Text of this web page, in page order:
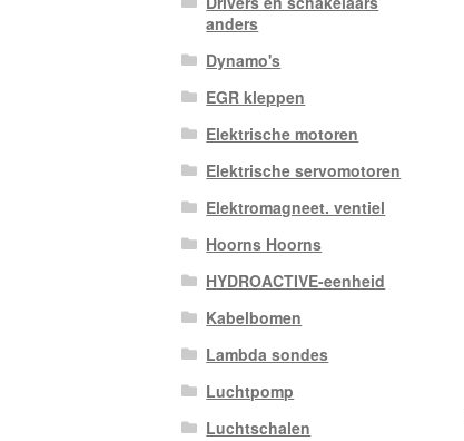
anders
Dynamo's
EGR kleppen
Elektrische motoren
Elektrische servomotoren
Elektromagneet. ventiel
Hoorns Hoorns
HYDROACTIVE-eenheid
Kabelbomen
Lambda sondes
Luchtpomp
Luchtschalen